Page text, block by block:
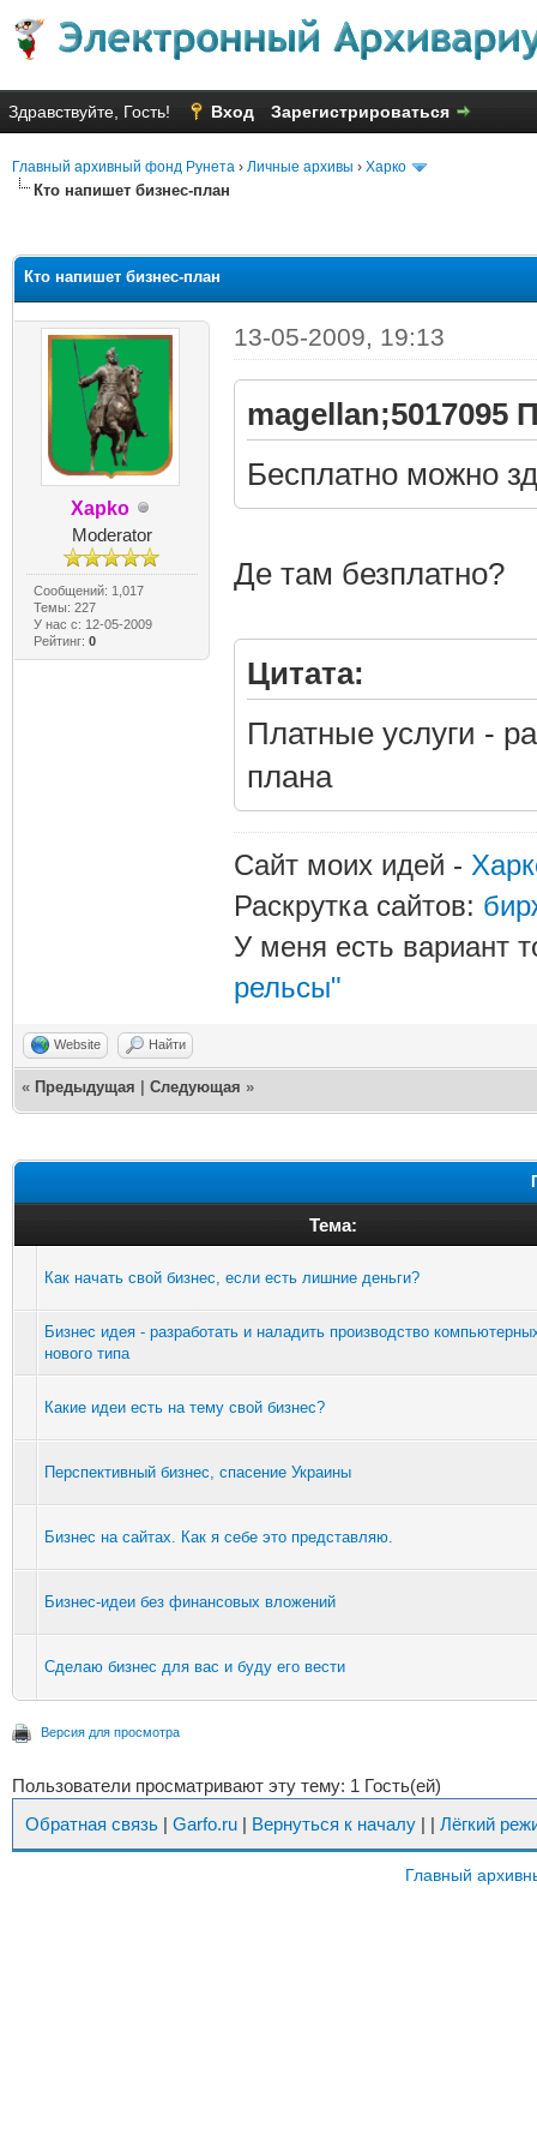
Здравствуйте, Гость! Вход Зарегистрироваться
Главный архивный фонд Рунета › Личные архивы › Харко
Кто напишет бизнес-план
Кто напишет бизнес-план
Xapko
Moderator
Сообщений: 1,017
Темы: 227
У нас с: 12-05-2009
Рейтинг: 0
13-05-2009, 19:13
magellan;5017095
Бесплатно можно
Де там безплатно?
Цитата:
Платные услуги -
плана
Сайт моих идей -
Раскрутка сайтов:
У меня есть вариант
рельсы"
Website Найти
« Предыдущая Следующая »
Тема:
Как начать свой бизнес, если есть лишние деньги?
Бизнес идея - разработать и наладить производство
нового типа
Какие идеи есть на тему свой бизнес?
Перспективный бизнес, спасение Украины
Бизнес на сайтах. Как я себе это представляю.
Бизнес-идеи без финансовых вложений
Сделаю бизнес для вас и буду его вести
Версия для просмотра
Пользователи просматривают эту тему: 1 Гость(ей)
Обратная связь | Garfo.ru | Вернуться к началу | | Лёгкий
Главный